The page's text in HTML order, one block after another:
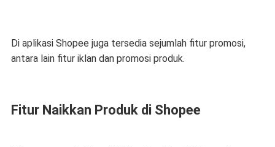
Di aplikasi Shopee juga tersedia sejumlah fitur promosi,
antara lain fitur iklan dan promosi produk.
Fitur Naikkan Produk di Shopee